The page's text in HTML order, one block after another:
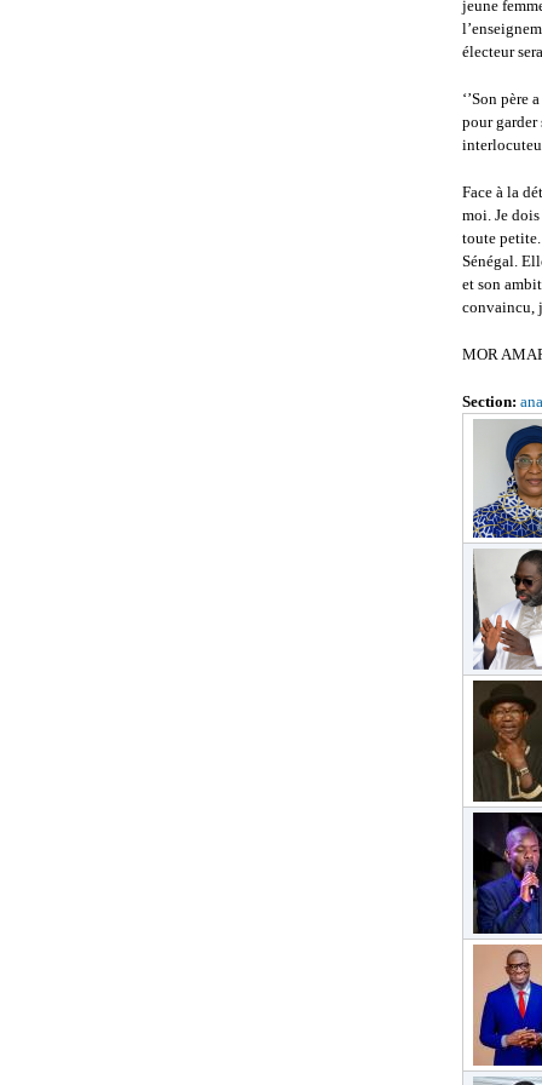
jeune
électeur
‘’Son père
pour garder
Face à la
moi. Je
toute
Sénégal.
et son
convaincu,
MOR
Section: